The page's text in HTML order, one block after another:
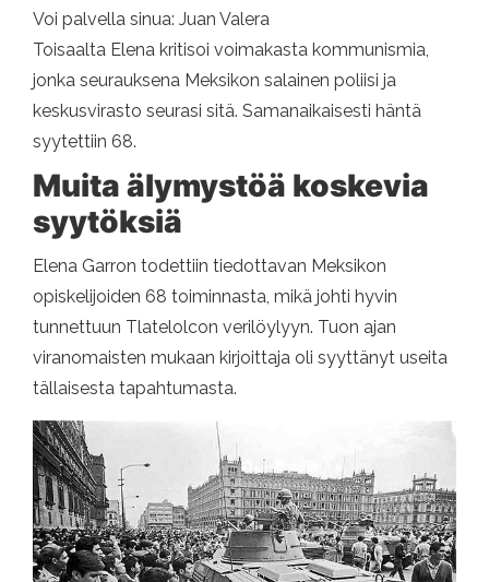
Voi palvella sinua: Juan Valera
Toisaalta Elena kritisoi voimakasta kommunismia,
jonka seurauksena Meksikon salainen poliisi ja
keskusvirasto seurasi sitä. Samanaikaisesti häntä
syytettiin 68.
Muita älymystöä koskevia
syytöksiä
Elena Garron todettiin tiedottavan Meksikon
opiskelijoiden 68 toiminnasta, mikä johti hyvin
tunnettuun Tlatelolcon verilöylyyn. Tuon ajan
viranomaisten mukaan kirjoittaja oli syyttänyt useita
tällaisesta tapahtumasta.